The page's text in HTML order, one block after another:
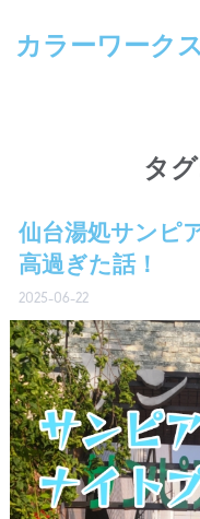
カラーワーク
タ
仙台湯処サンピ
高過ぎた話！
2025-06-22